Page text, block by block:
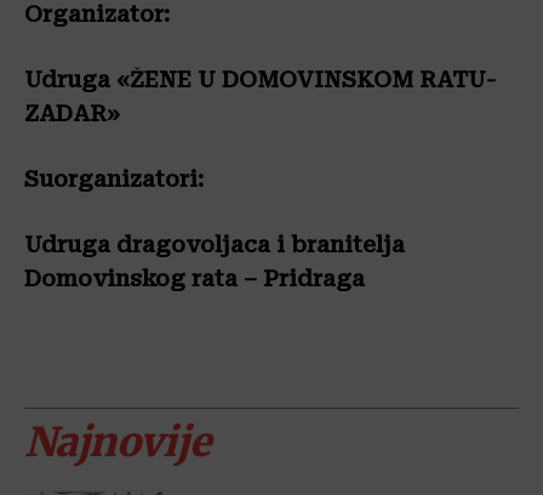
Organizator:
Udruga «ŽENE U DOMOVINSKOM RATU-
ZADAR»
Suorganizatori:
Udruga dragovoljaca i branitelja
Domovinskog rata – Pridraga
Najnovije